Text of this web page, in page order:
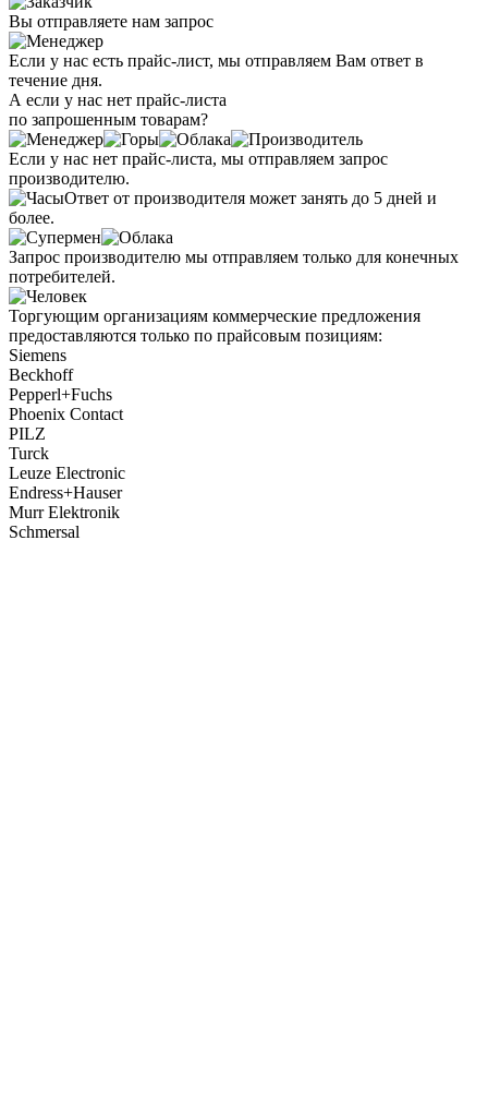
Вы отправляете нам запрос
Если у нас есть прайс-лист, мы отправляем Вам ответ в
течение дня.
А если у нас нет прайс-листа
по запрошенным товарам?
Если у нас нет прайс-листа, мы отправляем запрос
производителю.
Ответ от производителя может занять до 5 дней и
более.
Запрос производителю мы отправляем только для конечных
потребителей.
Торгующим организациям коммерческие предложения
предоставляются только по прайсовым позициям:
Siemens
Beckhoff
Pepperl+Fuchs
Phoenix Contact
PILZ
Turck
Leuze Electronic
Endress+Hauser
Murr Elektronik
Schmersal